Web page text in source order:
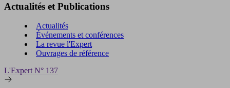
Actualités et Publications
Actualités
Événements et conférences
La revue l'Expert
Ouvrages de référence
L'Expert N° 137